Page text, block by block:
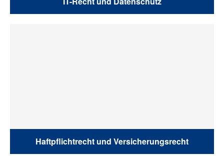
Haftpflichtrecht und Versicherungsrecht